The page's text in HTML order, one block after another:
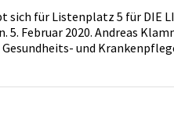
sich für Listenplatz 5 für DIE
5. Februar 2020. Andreas
und